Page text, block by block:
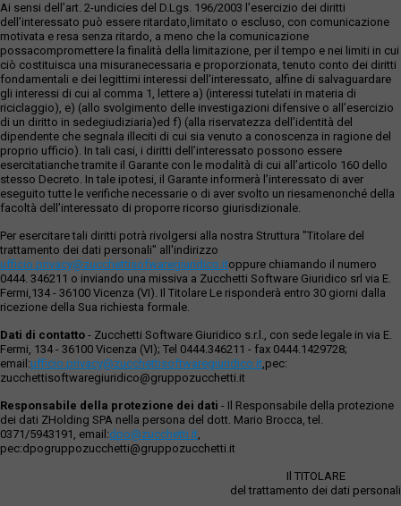
Ai sensi dell’art. 2-undicies del D.Lgs. 196/2003 l’esercizio dei diritti
dell’interessato può essere ritardato,limitato o escluso, con comunicazione
motivata e resa senza ritardo, a meno che la comunicazione
possacompromettere la finalità della limitazione, per il tempo e nei limiti in cui
ciò costituisca una misuranecessaria e proporzionata, tenuto conto dei diritti
fondamentali e dei legittimi interessi dell’interessato, alfine di salvaguardare
gli interessi di cui al comma 1, lettere a) (interessi tutelati in materia di
riciclaggio), e) (allo svolgimento delle investigazioni difensive o all’esercizio
di un diritto in sedegiudiziaria)ed f) (alla riservatezza dell’identità del
dipendente che segnala illeciti di cui sia venuto a conoscenza in ragione del
proprio ufficio). In tali casi, i diritti dell’interessato possono essere
esercitatianche tramite il Garante con le modalità di cui all’articolo 160 dello
stesso Decreto. In tale ipotesi, il Garante informerà l’interessato di aver
eseguito tutte le verifiche necessarie o di aver svolto un riesamenonché della
facoltà dell’interessato di proporre ricorso giurisdizionale.
Per esercitare tali diritti potrà rivolgersi alla nostra Struttura "Titolare del
trattamento dei dati personali" all'indirizzo
ufficio.privacy@zucchettisofwaregiuridico.itoppure chiamando il numero
0444. 346211 o inviando una missiva a Zucchetti Software Giuridico srl via E.
Fermi,134 - 36100 Vicenza (VI). Il Titolare Le risponderà entro 30 giorni dalla
ricezione della Sua richiesta formale.
Dati di contatto - Zucchetti Software Giuridico s.r.l., con sede legale in via E.
Fermi, 134 - 36100 Vicenza (VI); Tel 0444.346211 - fax 0444.1429728;
email:ufficio.privacy@zucchettisoftwaregiuridico.it,pec:
zucchettisoftwaregiuridico@gruppozucchetti.it
Responsabile della protezione dei dati - Il Responsabile della protezione
dei dati ZHolding SPA nella persona del dott. Mario Brocca, tel.
0371/5943191, email:dpo@zucchetti.it,
pec:dpogruppozucchetti@gruppozucchetti.it
Il TITOLARE
del trattamento dei dati personali